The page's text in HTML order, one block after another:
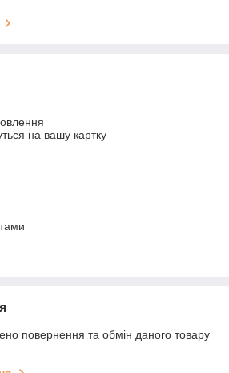
на вашу картку
повернення та обмін даного товару